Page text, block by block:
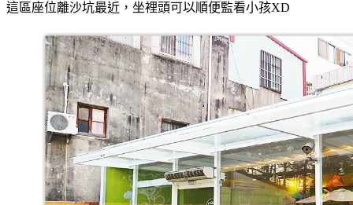
這區座位離沙坑最近，坐裡頭可以順便監看小孩XD